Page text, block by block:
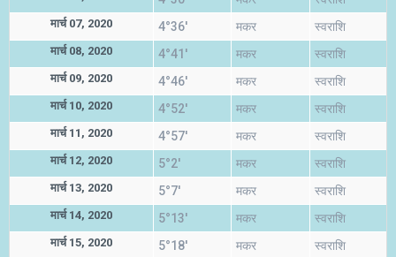
मार्च 07, 2020 4°36' मकर स्वराशि
मार्च 08, 2020 4°41' मकर स्वराशि
मार्च 09, 2020 4°46' मकर स्वराशि
मार्च 10, 2020 4°52' मकर स्वराशि
मार्च 11, 2020 4°57' मकर स्वराशि
मार्च 12, 2020 5°2' मकर स्वराशि
मार्च 13, 2020 5°7' मकर स्वराशि
मार्च 14, 2020 5°13' मकर स्वराशि
मार्च 15, 2020 5°18' मकर स्वराशि